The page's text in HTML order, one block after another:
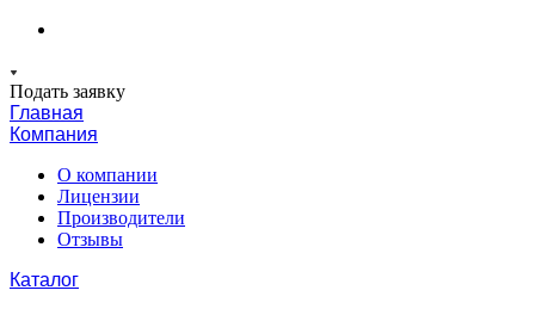
Подать заявку
Главная
Компания
О компании
Лицензии
Производители
Отзывы
Каталог